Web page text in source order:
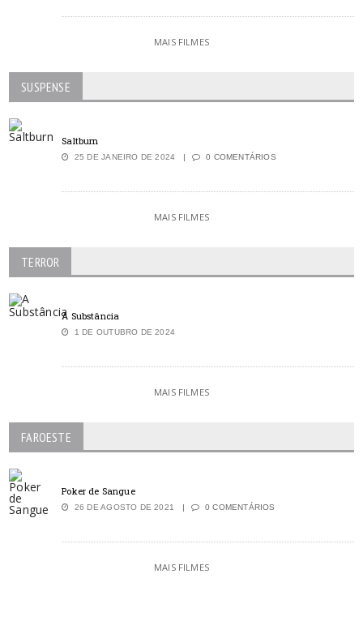
MAIS FILMES
SUSPENSE
Saltburn
25 DE JANEIRO DE 2024 0 COMENTÁRIOS
MAIS FILMES
TERROR
A Substância
1 DE OUTUBRO DE 2024
MAIS FILMES
FAROESTE
Poker de Sangue
26 DE AGOSTO DE 2021 0 COMENTÁRIOS
MAIS FILMES